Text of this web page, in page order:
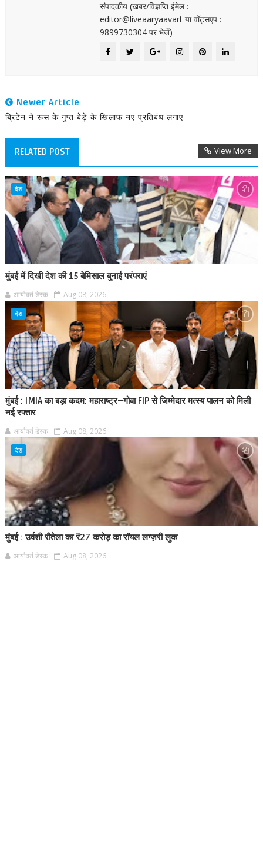
संपादकीय (खबर/विज्ञप्ति ईमेल :
editor@liveaaryaavart या वॉट्सएप :
9899730304 पर भेजें)
Newer Article
ब्रिटेन ने रूस के गुप्त बेड़े के खिलाफ नए प्रतिबंध लगाए
RELATED POST View More
देश
मुंबई में दिखी देश की 15 बेमिसाल बुनाई परंपराएं
आर्यावर्त डेस्क Aug 08, 2026
देश
मुंबई : IMIA का बड़ा कदम: महाराष्ट्र–गोवा FIP से जिम्मेदार मत्स्य पालन को मिली
नई रफ्तार
आर्यावर्त डेस्क Aug 08, 2026
देश
मुंबई : उर्वशी रौतेला का ₹27 करोड़ का रॉयल लग्ज़री लुक
आर्यावर्त डेस्क Aug 08, 2026